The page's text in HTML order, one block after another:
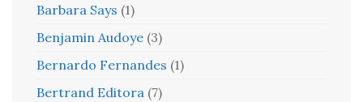
Barbara Says (1)
Benjamin Audoye (3)
Bernardo Fernandes (1)
Bertrand Editora (7)